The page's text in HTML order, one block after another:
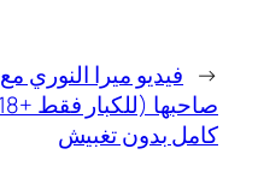
← فيديو ميرا النوري مع
كامل بدون تغبيش